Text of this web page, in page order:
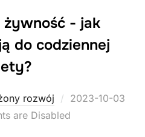
żywność - jak
do codziennej
rozwój
Posted
on
2023-10-03
are Disabled